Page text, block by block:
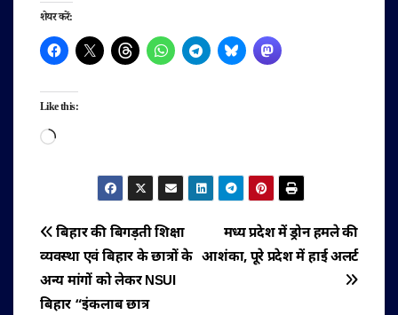
शेयर करें:
Like this:
Loading…
पोस्ट
नेविगेशन
मध्य प्रदेश में ड्रोन हमले की
आशंका, पूरे प्रदेश में हाई अलर्ट
बिहार की बिगड़ती शिक्षा
व्यवस्था एवं बिहार के छात्रों के
अन्य मांगों को लेकर NSUI
बिहार “इंकलाब छात्र